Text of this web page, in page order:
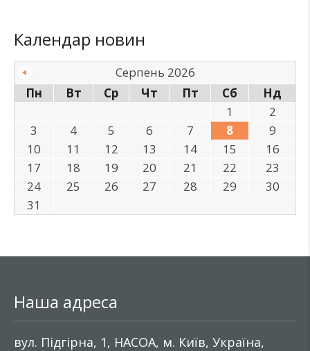
Календар новин
Серпень 2026
Пн
Вт Ср Чт Пт Сб
Нд
1
2
3
4 5 6 7 8
9
10
11 12 13 14 15
16
17
18 19 20 21 22
23
24
25 26 27 28 29
30
31
Наша адреса
вул. Підгірна, 1, НАСОА, м. Київ, Україна,